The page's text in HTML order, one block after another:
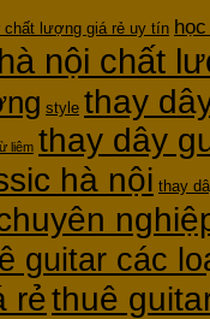
chất lượng giá rẻ uy tín
nội chất
style thay
liêm thay dây
hà nội thay
guitar các
rẻthuê